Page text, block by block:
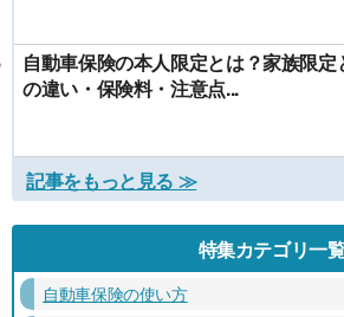
自動車保険の本人限定とは？家族限定
の違い・保険料・注意点...
記事をもっと見る ≫
特集カテゴリ一
自動車保険の使い方